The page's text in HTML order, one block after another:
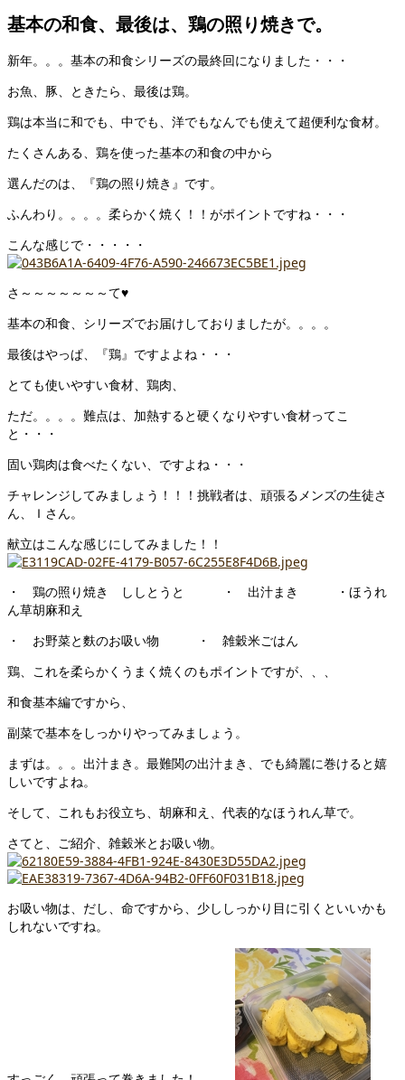
基本の和食、最後は、鶏の照り焼きで。
新年。。。基本の和食シリーズの最終回になりました・・・
お魚、豚、ときたら、最後は鶏。
鶏は本当に和でも、中でも、洋でもなんでも使えて超便利な食材。
たくさんある、鶏を使った基本の和食の中から
選んだのは、『鶏の照り焼き』です。
ふんわり。。。。柔らかく焼く！！がポイントですね・・・
こんな感じで・・・・・
さ～～～～～～～て♥
基本の和食、シリーズでお届けしておりましたが。。。。
最後はやっぱ、『鶏』ですよよね・・・
とても使いやすい食材、鶏肉、
ただ。。。。難点は、加熱すると硬くなりやすい食材ってこ
と・・・
固い鶏肉は食べたくない、ですよね・・・
チャレンジしてみましょう！！！挑戦者は、頑張るメンズの生徒さ
ん、Ｉさん。
献立はこんな感じにしてみました！！
・ 鶏の照り焼き ししとうと ・ 出汁まき ・ほうれ
ん草胡麻和え
・ お野菜と麩のお吸い物 ・ 雑穀米ごはん
鶏、これを柔らかくうまく焼くのもポイントですが、、、
和食基本編ですから、
副菜で基本をしっかりやってみましょう。
まずは。。。出汁まき。最難関の出汁まき、でも綺麗に巻けると嬉
しいですよね。
そして、これもお役立ち、胡麻和え、代表的なほうれん草で。
さてと、ご紹介、雑穀米とお吸い物。
お吸い物は、だし、命ですから、少ししっかり目に引くといいかも
しれないですね。